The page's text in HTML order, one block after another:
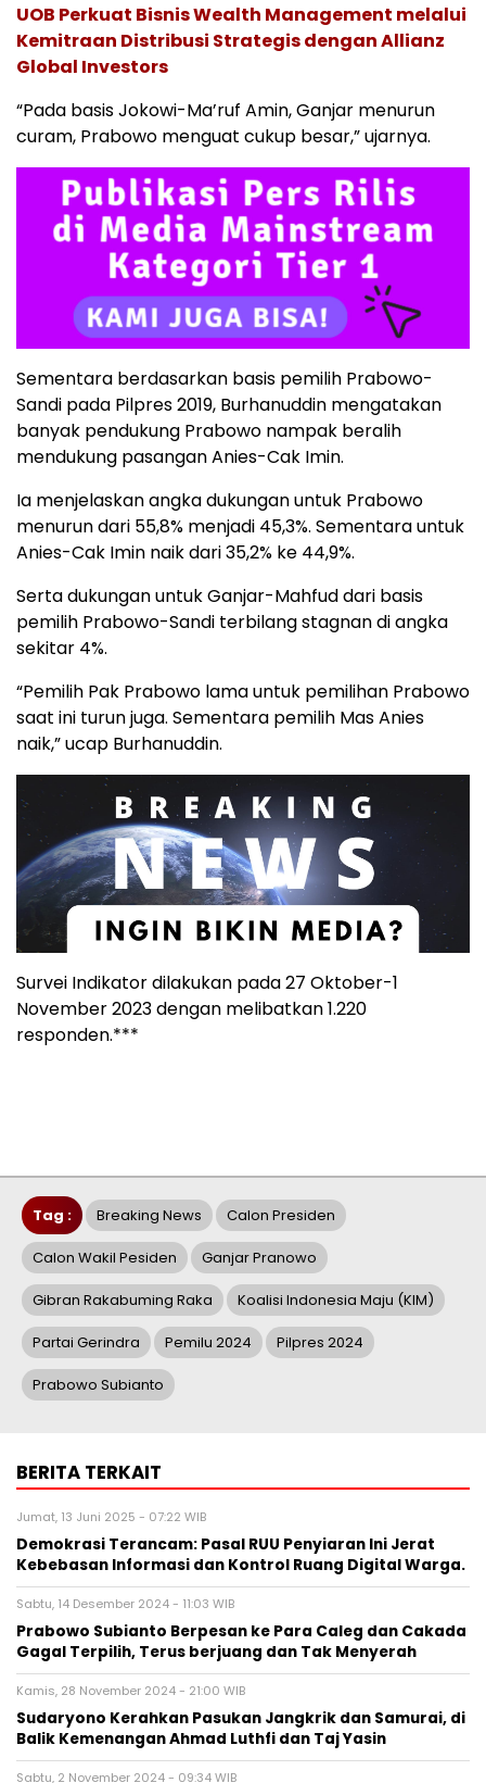
UOB Perkuat Bisnis Wealth Management melalui
Kemitraan Distribusi Strategis dengan Allianz
Global Investors
“Pada basis Jokowi-Ma’ruf Amin, Ganjar menurun
curam, Prabowo menguat cukup besar,” ujarnya.
Sementara berdasarkan basis pemilih Prabowo-
Sandi pada Pilpres 2019, Burhanuddin mengatakan
banyak pendukung Prabowo nampak beralih
mendukung pasangan Anies-Cak Imin.
Ia menjelaskan angka dukungan untuk Prabowo
menurun dari 55,8% menjadi 45,3%. Sementara untuk
Anies-Cak Imin naik dari 35,2% ke 44,9%.
Serta dukungan untuk Ganjar-Mahfud dari basis
pemilih Prabowo-Sandi terbilang stagnan di angka
sekitar 4%.
“Pemilih Pak Prabowo lama untuk pemilihan Prabowo
saat ini turun juga. Sementara pemilih Mas Anies
naik,” ucap Burhanuddin.
Survei Indikator dilakukan pada 27 Oktober-1
November 2023 dengan melibatkan 1.220
responden.***
Tag : Breaking News Calon Presiden
Calon Wakil Pesiden Ganjar Pranowo
Gibran Rakabuming Raka Koalisi Indonesia Maju (KIM)
Partai Gerindra Pemilu 2024 Pilpres 2024
Prabowo Subianto
BERITA TERKAIT
Jumat, 13 Juni 2025 - 07:22 WIB
Demokrasi Terancam: Pasal RUU Penyiaran Ini Jerat
Kebebasan Informasi dan Kontrol Ruang Digital Warga.
Sabtu, 14 Desember 2024 - 11:03 WIB
Prabowo Subianto Berpesan ke Para Caleg dan Cakada
Gagal Terpilih, Terus berjuang dan Tak Menyerah
Kamis, 28 November 2024 - 21:00 WIB
Sudaryono Kerahkan Pasukan Jangkrik dan Samurai, di
Balik Kemenangan Ahmad Luthfi dan Taj Yasin
Sabtu, 2 November 2024 - 09:34 WIB